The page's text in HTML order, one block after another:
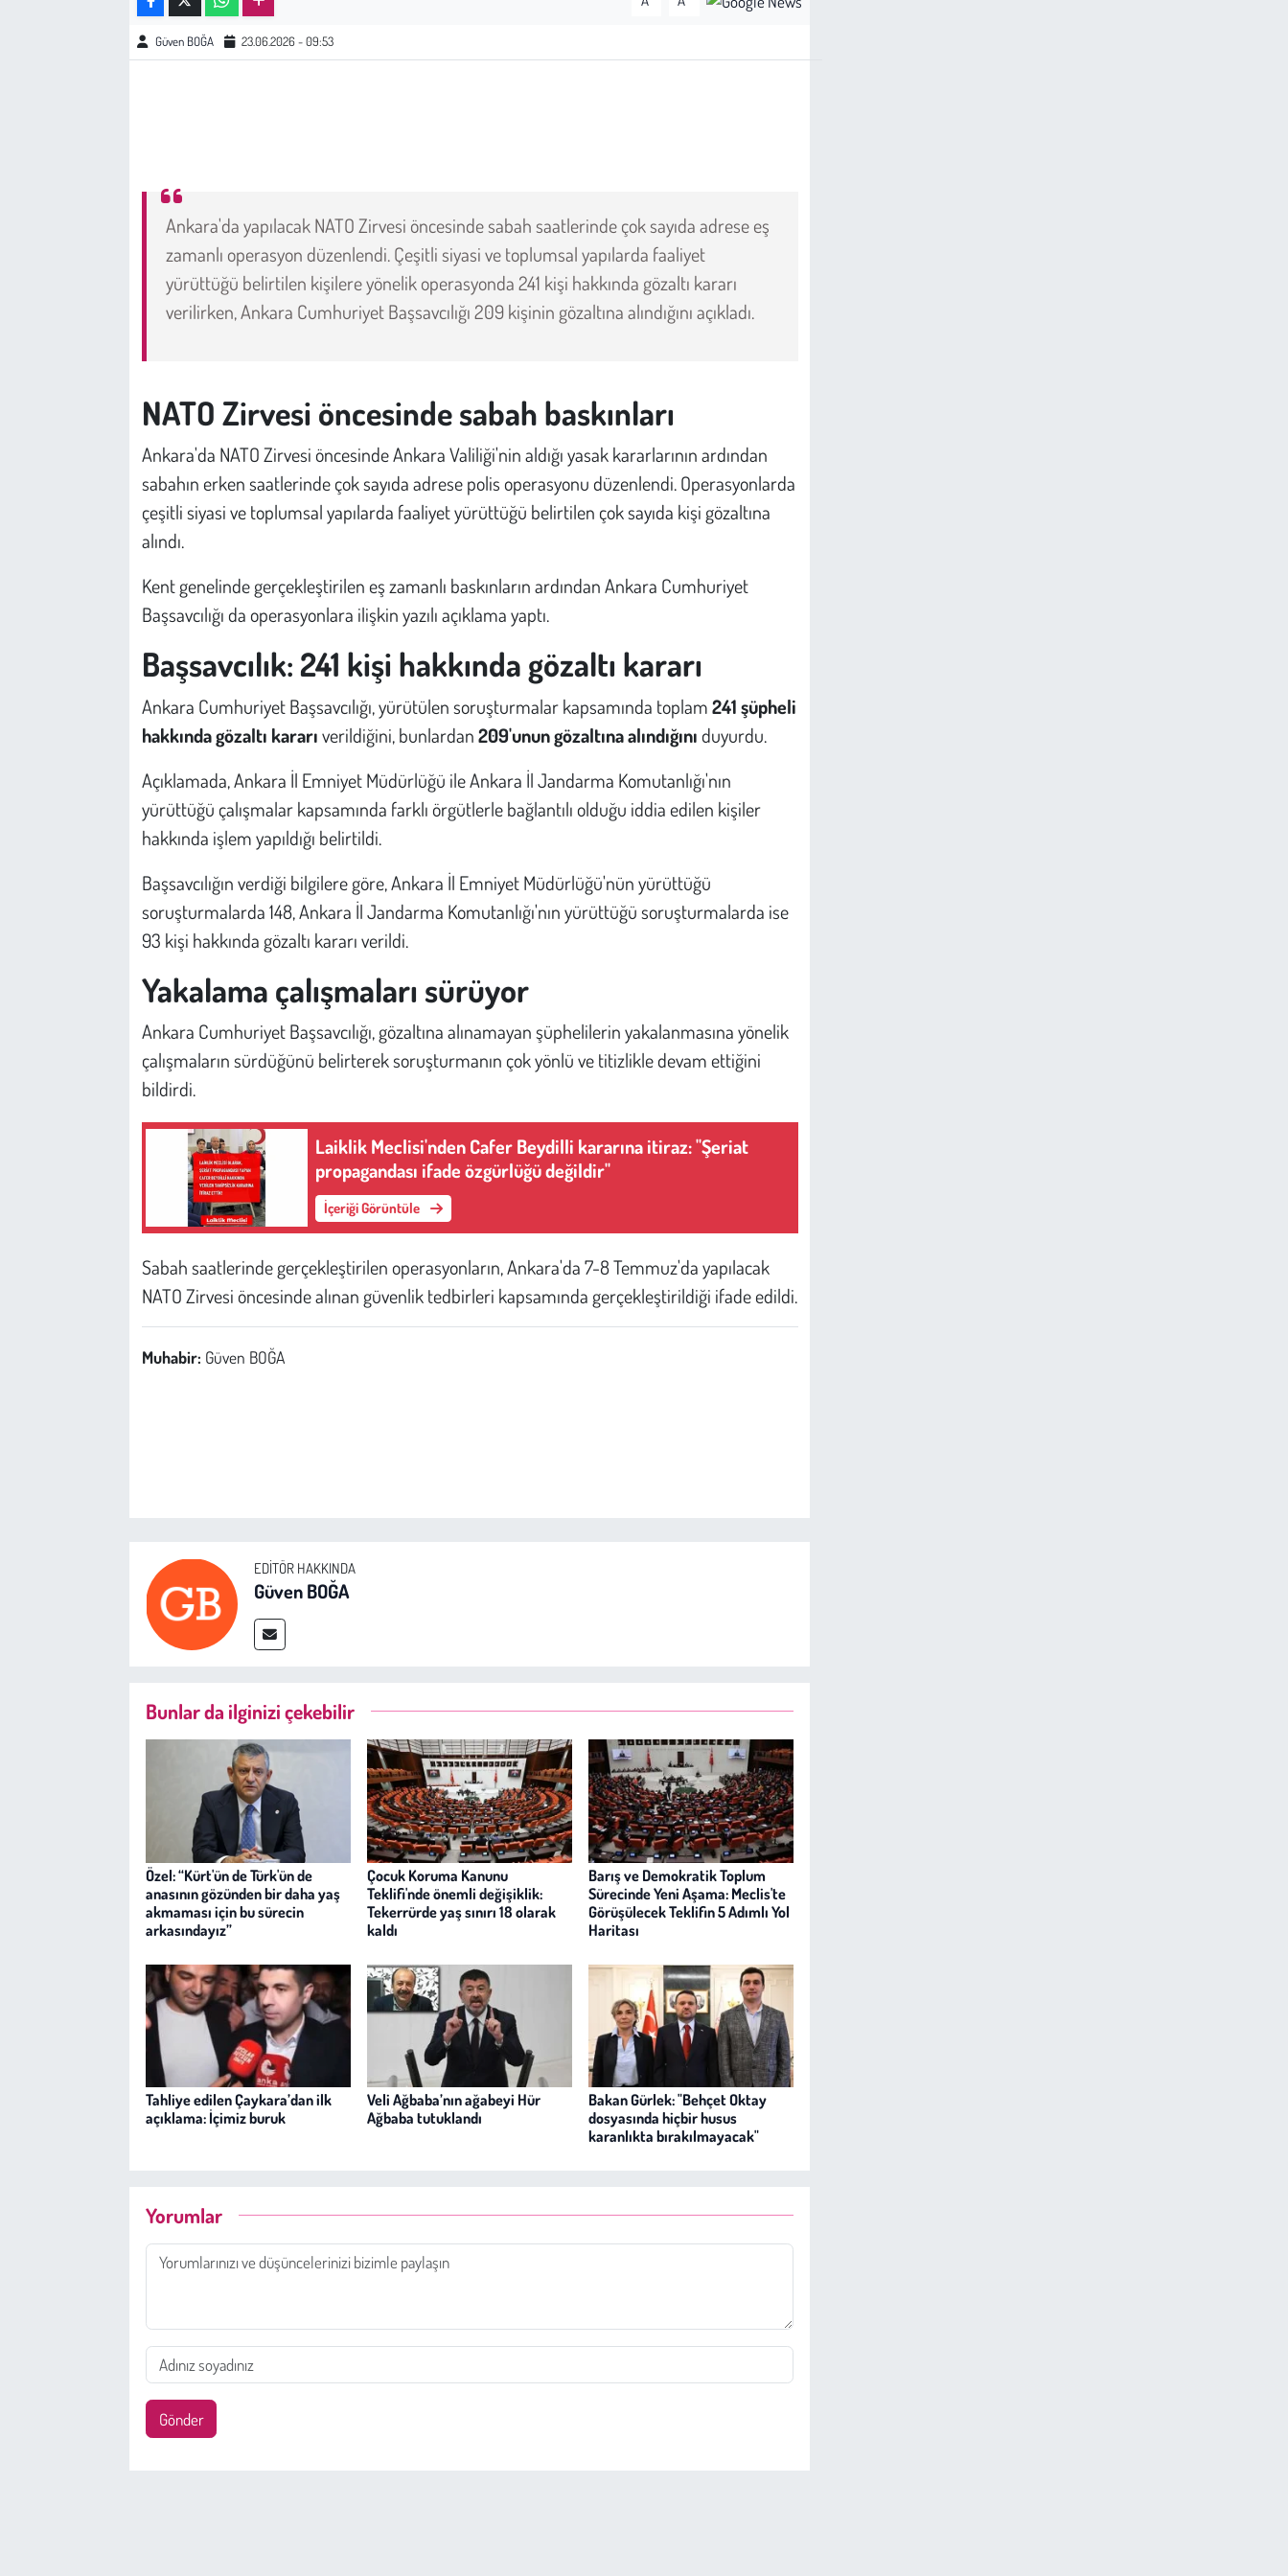
Güven BOĞA 23.06.2026 - 09:53
Ankara'da yapılacak NATO Zirvesi öncesinde sabah saatlerinde çok sayıda adrese eş
zamanlı operasyon düzenlendi. Çeşitli siyasi ve toplumsal yapılarda faaliyet
yürüttüğü belirtilen kişilere yönelik operasyonda 241 kişi hakkında gözaltı kararı
verilirken, Ankara Cumhuriyet Başsavcılığı 209 kişinin gözaltına alındığını açıkladı.
NATO Zirvesi öncesinde sabah baskınları
Ankara'da NATO Zirvesi öncesinde Ankara Valiliği'nin aldığı yasak kararlarının ardından
sabahın erken saatlerinde çok sayıda adrese polis operasyonu düzenlendi. Operasyonlarda
çeşitli siyasi ve toplumsal yapılarda faaliyet yürüttüğü belirtilen çok sayıda kişi gözaltına
alındı.
Kent genelinde gerçekleştirilen eş zamanlı baskınların ardından Ankara Cumhuriyet
Başsavcılığı da operasyonlara ilişkin yazılı açıklama yaptı.
Başsavcılık: 241 kişi hakkında gözaltı kararı
Ankara Cumhuriyet Başsavcılığı, yürütülen soruşturmalar kapsamında toplam241 şüpheli
hakkında gözaltı kararıverildiğini, bunlardan209'unun gözaltına alındığınıduyurdu.
Açıklamada, Ankara İl Emniyet Müdürlüğü ile Ankara İl Jandarma Komutanlığı'nın
yürüttüğü çalışmalar kapsamında farklı örgütlerle bağlantılı olduğu iddia edilen kişiler
hakkında işlem yapıldığı belirtildi.
Başsavcılığın verdiği bilgilere göre, Ankara İl Emniyet Müdürlüğü'nün yürüttüğü
soruşturmalarda 148, Ankara İl Jandarma Komutanlığı'nın yürüttüğü soruşturmalarda ise
93 kişi hakkında gözaltı kararı verildi.
Yakalama çalışmaları sürüyor
Ankara Cumhuriyet Başsavcılığı, gözaltına alınamayan şüphelilerin yakalanmasına yönelik
çalışmaların sürdüğünü belirterek soruşturmanın çok yönlü ve titizlikle devam ettiğini
bildirdi.
Laiklik Meclisi'nden Cafer Beydilli kararına itiraz: "Şeriat
propagandası ifade özgürlüğü değildir"
İçeriği Görüntüle
Sabah saatlerinde gerçekleştirilen operasyonların, Ankara'da 7-8 Temmuz'da yapılacak
NATO Zirvesi öncesinde alınan güvenlik tedbirleri kapsamında gerçekleştirildiği ifade edildi.
Muhabir: Güven BOĞA
EDITÖR HAKKINDA
Güven BOĞA
Bunlar da ilginizi çekebilir
Özel: “Kürt'ün de Türk'ün de
anasının gözünden bir daha yaş
akmaması için bu sürecin
arkasındayız”
Çocuk Koruma Kanunu
Teklifi'nde önemli değişiklik:
Tekerrürde yaş sınırı 18 olarak
kaldı
Barış ve Demokratik Toplum
Sürecinde Yeni Aşama: Meclis'te
Görüşülecek Teklifin 5 Adımlı Yol
Haritası
Tahliye edilen Çaykara’dan ilk
açıklama: İçimiz buruk
Veli Ağbaba’nın ağabeyi Hür
Ağbaba tutuklandı
Bakan Gürlek: "Behçet Oktay
dosyasında hiçbir husus
karanlıkta bırakılmayacak"
Yorumlar
Gönder